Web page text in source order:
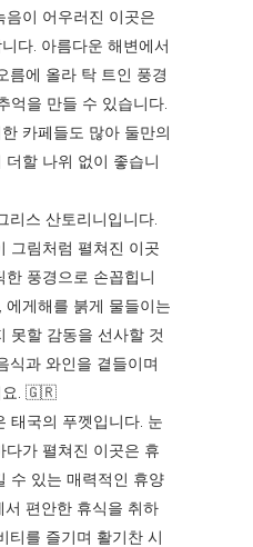
이 어우러진 이곳은
다. 아름다운 해변에서
름에 올라 탁 트인 풍경
억을 만들 수 있습니다.
카페들도 많아 둘만의
더할 나위 없이 좋습니
리스 산토리니입니다.
그림처럼 펼쳐진 이곳
풍경으로 손꼽힙니
에게해를 붉게 물들이는
못할 감동을 선사할 것
식과 와인을 곁들이며
요. 🇬🇷
태국의 푸껫입니다. 눈
다가 펼쳐진 이곳은 휴
수 있는 매력적인 휴양
서 편안한 휴식을 취하
티를 즐기며 활기찬 시